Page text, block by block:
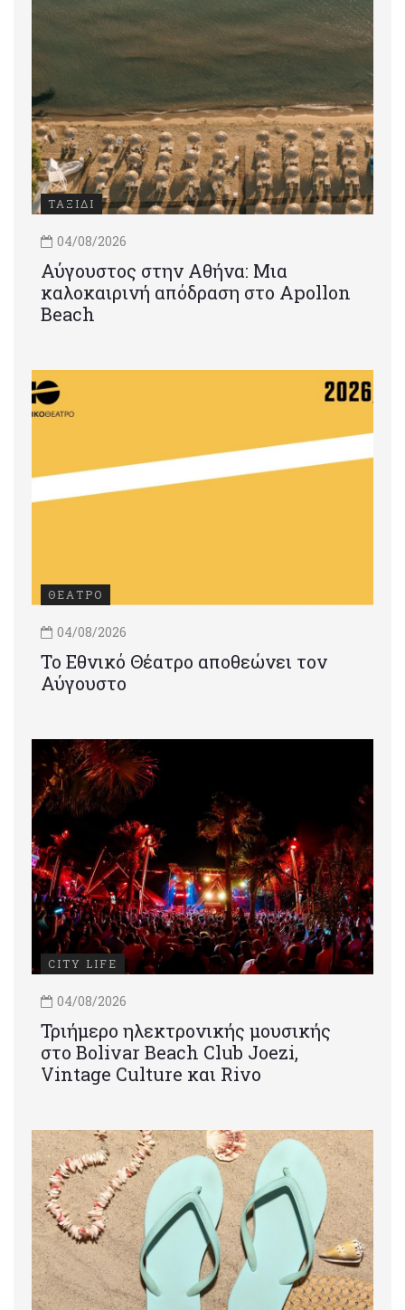
ΤΑΞΙΔΙ
04/08/2026
Αύγουστος στην Αθήνα: Μια
καλοκαιρινή απόδραση στο Apollon
Beach
ΘΕΑΤΡΟ
04/08/2026
Το Εθνικό Θέατρο αποθεώνει τον
Αύγουστο
CITY LIFE
04/08/2026
Τριήμερο ηλεκτρονικής μουσικής
στο Bolivar Beach Club Joezi,
Vintage Culture και Rivo